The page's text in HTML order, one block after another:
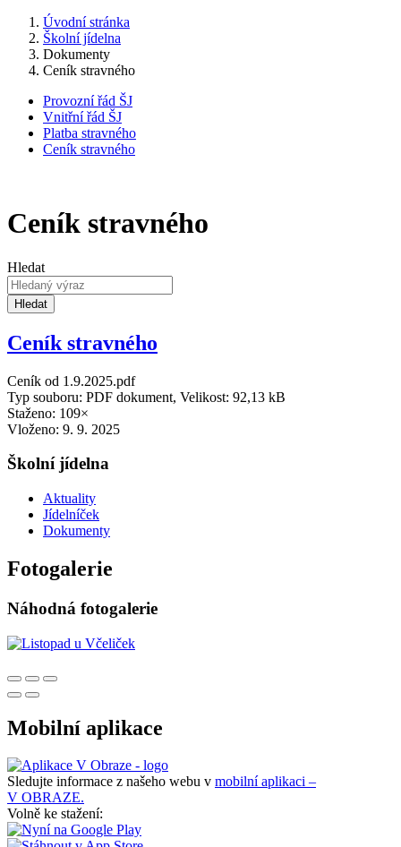
Úvodní stránka
Školní jídelna
Dokumenty
Ceník stravného
Provozní řád ŠJ
Vnitřní řád ŠJ
Platba stravného
Ceník stravného
Ceník stravného
Hledat
Hledat
Ceník stravného
Ceník od 1.9.2025.pdf
Typ souboru: PDF dokument, Velikost: 92,13 kB
Staženo: 109×
Vloženo: 9. 9. 2025
Školní jídelna
Aktuality
Jídelníček
Dokumenty
Fotogalerie
Náhodná fotogalerie
Mobilní aplikace
Sledujte informace z našeho webu v mobilní aplikaci –
V OBRAZE.
Volně ke stažení: